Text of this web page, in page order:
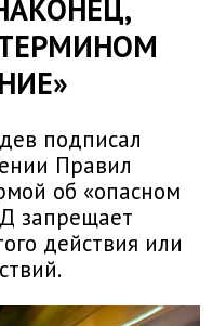
подписал
Правил
об «опасном
запрещает
действия или